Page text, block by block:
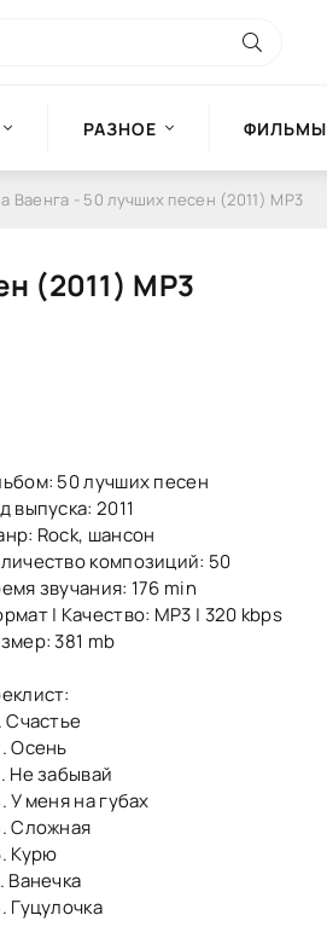
РАЗНОЕ ФИЛЬМЫ
Ваенга - 50 лучших песен (2011) MP3
(2011) MP3
50 лучших песен
выпуска: 2011
Rock, шансон
композиций: 50
звучания: 176 min
| Качество: MP3 | 320 kbps
381 mb
Счастье
Осень
Не забывай
У меня на губах
Сложная
Курю
Ванечка
Гуцулочка